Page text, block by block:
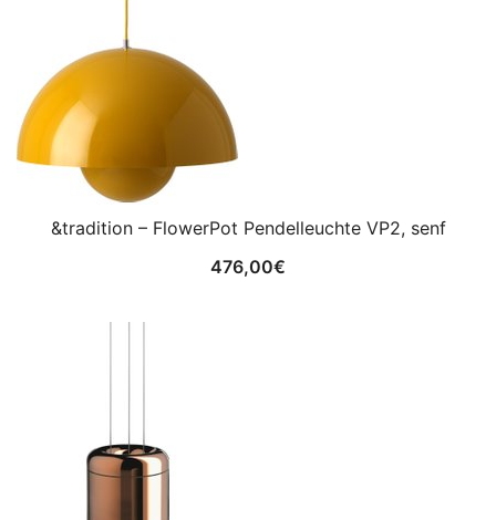
&tradition – FlowerPot Pendelleuchte VP2, senf
476,00€